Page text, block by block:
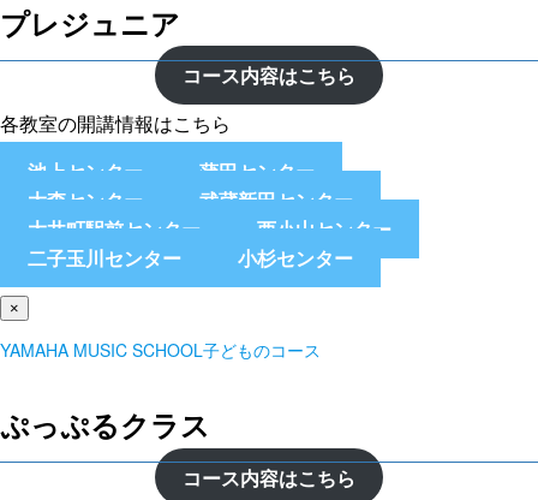
プレジュニア
コース内容はこちら
各教室の開講情報はこちら
池上センター
蒲田センター
大森センター
武蔵新田センター
大井町駅前センター
西小山センター
二子玉川センター
小杉センター
×
YAMAHA MUSIC SCHOOL子どものコース
ぷっぷるクラス
コース内容はこちら